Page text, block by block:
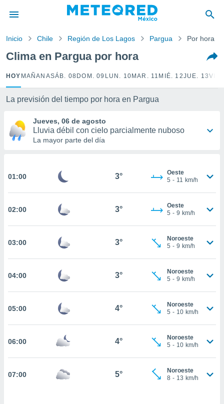
ha sido
la
que se
calidad.
las
digital
permite
seguir
coste.
botón
a la
ya sean
nos
análisis
ACEPTAR
CONTINUAR
Inicio Chile Región de Los Lagos Pargua Por hora
Clima en Pargua por hora
HOY MAÑANASÁB. 08 DOM. 09 LUN. 10 MAR. 11 MIÉ. 12JUE. 13VIE.
La previsión del tiempo por hora en Pargua
Jueves, 06 de agosto
Lluvia débil con cielo parcialmente nuboso
La mayor parte del día
01:00 3°
Oeste
5 - 11 km/h
02:00 3°
Oeste
5 - 9 km/h
03:00 3°
Noroeste
5 - 9 km/h
04:00 3°
Noroeste
5 - 9 km/h
05:00 4°
Noroeste
5 - 10 km/h
06:00 4°
Noroeste
5 - 10 km/h
07:00 5°
Noroeste
8 - 13 km/h